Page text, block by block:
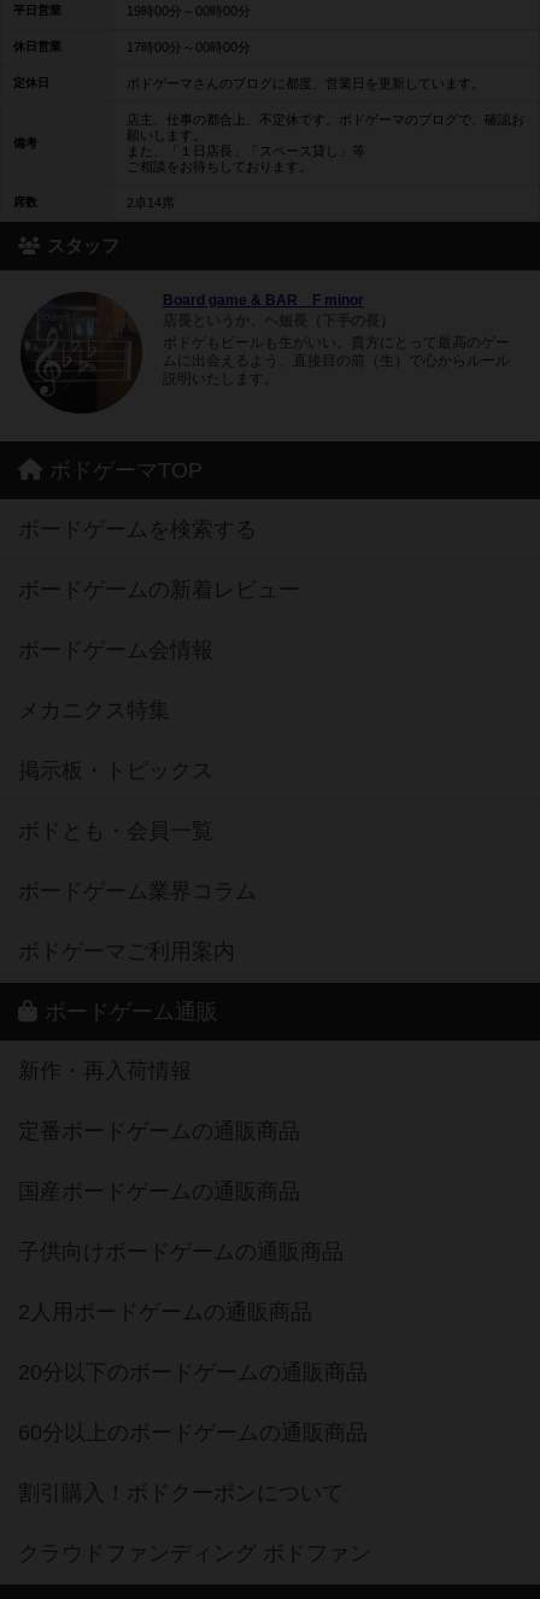
平日営業 19時00分～00時00分
休日営業 17時00分～00時00分
定休日 ボドゲーマさんのブログに都度、営業日を更新しています。
備考
店主、仕事の都合上、不定休です。ボドゲーマのブログで、確認お
願いします。
また、「１日店長」「スペース貸し」等
ご相談をお待ちしております。
席数 2卓14席
スタッフ
Board game & BAR F minor
ボドゲもビールも生がいい。貴方にとって最高のゲー
ムに出会えるよう、直接目の前（生）で心からルール
説明いたします。
ボドゲーマTOP
ボードゲームを検索する
ボードゲームの新着レビュー
ボードゲーム会情報
メカニクス特集
掲示板・トピックス
ボドとも・会員一覧
ボードゲーム業界コラム
ボドゲーマご利用案内
ボードゲーム通販
新作・再入荷情報
定番ボードゲームの通販商品
国産ボードゲームの通販商品
子供向けボードゲームの通販商品
2人用ボードゲームの通販商品
20分以下のボードゲームの通販商品
60分以上のボードゲームの通販商品
割引購入！ボドクーポンについて
クラウドファンディング ボドファン